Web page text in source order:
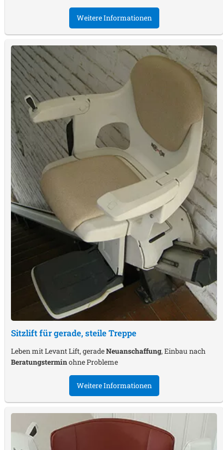
Weitere Informationen
Sitzlift für gerade, steile Treppe
Leben mit Levant Lift, geradeNeuanschaffung, Einbau nach
Beratungsterminohne Probleme
Weitere Informationen